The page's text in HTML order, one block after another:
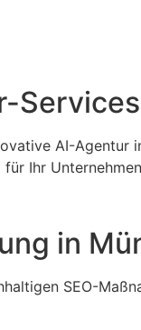
AI-Agentur
Ihr
in
SEO-